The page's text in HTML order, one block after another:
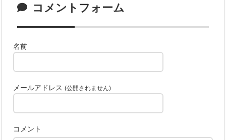
コメントフォーム
名前
メールアドレス(公開されません)
コメント